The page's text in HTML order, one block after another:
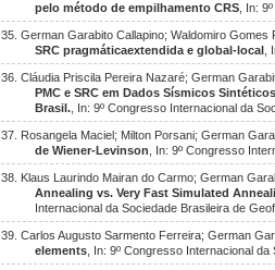
pelo método de empilhamento CRS , In:
35. German Garabito Callapino; Waldomiro Gomes
SRC pragmáticaextendida e global-local
36. Cláudia Priscila Pereira Nazaré; German
PMC e SRC em Dados Sísmicos
Brasil. , In: 9º Congresso Internacional da
37. Rosangela Maciel; Milton Porsani; German
de Wiener-Levinson
, In: 9º Congresso
38. Klaus Laurindo Mairan do Carmo; German
Annealing vs. Very Fast Simulated
Internacional da Sociedade Brasileira de
39. Carlos Augusto Sarmento Ferreira; German
elements , In: 9º Congresso Internacional